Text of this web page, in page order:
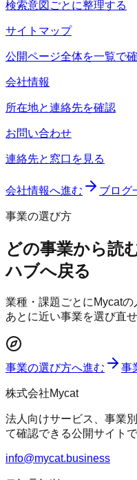
検索意図ごとに整理する
サイトマップ
公開ページ全体を一覧で
会社情報
所在地と連絡先を確認
お問い合わせ
連絡先と窓口を見る
会社情報へ進む ブログ
事業の選び方
どの事業から読
ハブへ戻る
業種・課題ごとにMycat
あとに近い事業を選び直せ
事業の選び方へ進む 事
株式会社Mycat
法人向けサービス、事業
て確認できる公開サイトで
info@mycat.business